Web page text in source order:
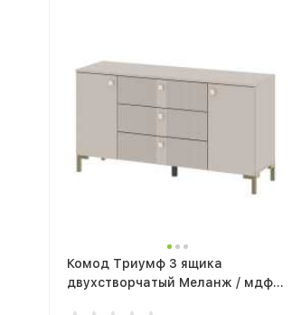
Комод Триумф 3 ящика
двухстворчатый Меланж / мдф